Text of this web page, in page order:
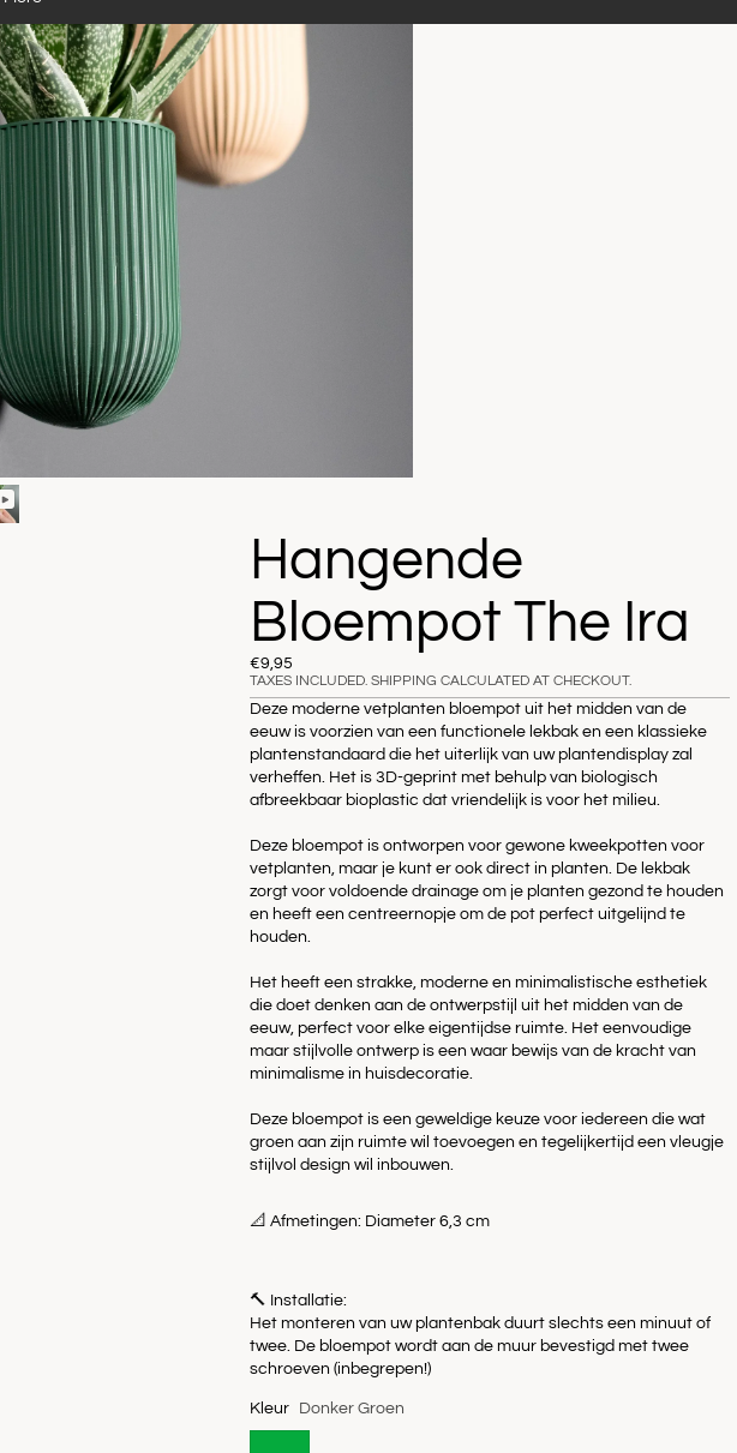
Hangende
Bloempot The Ira
€9,95
TAXES INCLUDED. SHIPPING CALCULATED AT CHECKOUT.
Deze moderne vetplanten bloempot uit het midden van de
eeuw is voorzien van een functionele lekbak en een klassieke
plantenstandaard die het uiterlijk van uw plantendisplay zal
verheffen. Het is 3D-geprint met behulp van biologisch
afbreekbaar bioplastic dat vriendelijk is voor het milieu.
Deze bloempot is ontworpen voor gewone kweekpotten voor
vetplanten, maar je kunt er ook direct in planten. De lekbak
zorgt voor voldoende drainage om je planten gezond te houden
en heeft een centreernopje om de pot perfect uitgelijnd te
houden.
Het heeft een strakke, moderne en minimalistische esthetiek
die doet denken aan de ontwerpstijl uit het midden van de
eeuw, perfect voor elke eigentijdse ruimte. Het eenvoudige
maar stijlvolle ontwerp is een waar bewijs van de kracht van
minimalisme in huisdecoratie.
Deze bloempot is een geweldige keuze voor iedereen die wat
groen aan zijn ruimte wil toevoegen en tegelijkertijd een vleugje
stijlvol design wil inbouwen.
📐 Afmetingen: Diameter 6,3 cm
🔨 Installatie:
Het monteren van uw plantenbak duurt slechts een minuut of
twee. De bloempot wordt aan de muur bevestigd met twee
schroeven (inbegrepen!)
Kleur Donker Groen